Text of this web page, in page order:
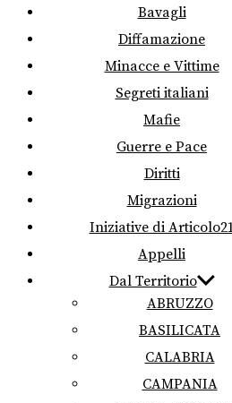
Bavagli
Diffamazione
Minacce e Vittime
Segreti italiani
Mafie
Guerre e Pace
Diritti
Migrazioni
Iniziative di
Appelli
Dal Territorio
ABRUZZO
BASILICATA
CALABRIA
CAMPANIA